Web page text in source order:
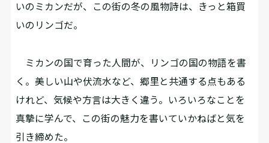
いのミカンだが、この街の冬の風物詩は、きっと箱買
いのリンゴだ。
ミカンの国で育った人間が、リンゴの国の物語を書
く。美しい山や伏流水など、郷里と共通する点もある
けれど、気候や方言は大きく違う。いろいろなことを
真摯に学んで、この街の魅力を書いていかねばと気を
引き締めた。